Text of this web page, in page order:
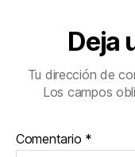
Deja
Tu dirección de
Los campos
Comentario *